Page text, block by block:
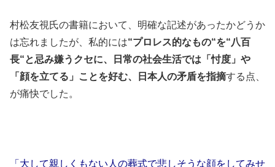
村松友視氏の書籍において、明確な記述があったかどうか
は忘れましたが、私的には“プロレス的なもの“を“八百
長“と忌み嫌うクセに、日常の社会生活では「忖度」や
「顔を立てる」ことを好む、日本人の矛盾を指摘する点、
が痛快でした。
「大して親しくもない人の葬式で悲しそうな顔をしてみせ